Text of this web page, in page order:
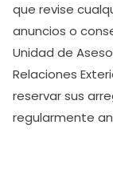
que revise
anuncios o
Unidad de
Relaciones
reservar sus
regularmente